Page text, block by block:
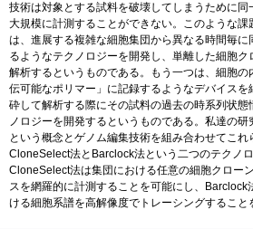
技術は対象とする試料を破壊してしまうために
大規模に計測することができない。このような
は、進展する複雑な細胞集団から異なる時間毎に
るようなテクノロジーを開発し、単離した細胞
解析するというものである。もう一つは、細胞
伝可能なポリマー」に記録するようなデバイス
砕して解析する際にその試料の過去の時系列状態
ノロジーを開発するというものである。私達の
という概念とゲノム編集技術を組み合わせてこ
CloneSelect法とBarclock法という二つのテクノロ
CloneSelect法は集団における任意の細胞クロー
スを網羅的に計測することを可能にし、Barclock
ける細胞系譜を高解像度でトレーシングすること